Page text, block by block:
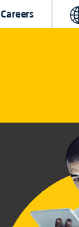
Careers